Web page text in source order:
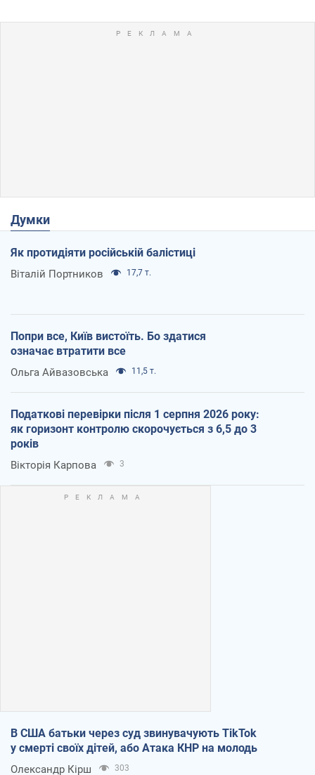
Думки
Як протидіяти російській балістиці
Віталій Портников 17,7 т.
Попри все, Київ вистоїть. Бо здатися
означає втратити все
Ольга Айвазовська 11,5 т.
Податкові перевірки після 1 серпня 2026 року:
як горизонт контролю скорочується з 6,5 до 3
років
Вікторія Карпова 3
В США батьки через суд звинувачують TikTok
у смерті своїх дітей, або Атака КНР на молодь
Олександр Кірш 303